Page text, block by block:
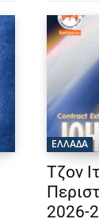
ΕΛΛΑΔΑ
Τζον
2026-